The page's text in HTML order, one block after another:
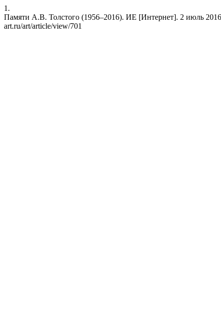
1.
Памяти А.В. Толстого (1956–2016). ИЕ [Интернет]. 2 июль 2016
art.ru/art/article/view/701